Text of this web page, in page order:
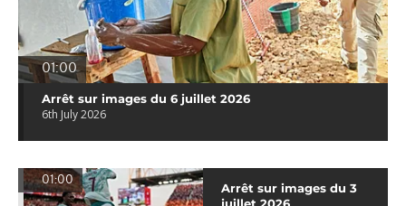
01:00
Arrêt sur images du 6 juillet 2026
6th July 2026
01:00
Arrêt sur images du 3